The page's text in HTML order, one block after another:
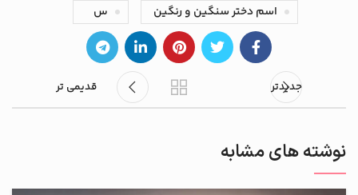
اسم دختر سنگین و رنگین س
جدیدتر قدیمی تر
نوشته های مشابه